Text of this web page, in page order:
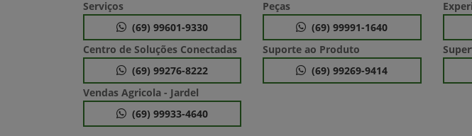
Serviços
(69) 99601-9330
Peças
(69) 99991-1640
Centro de Soluções Conectadas
(69) 99276-8222
Suporte ao Produto
(69) 99269-9414
Vendas Agricola - Jardel
(69) 99933-4640